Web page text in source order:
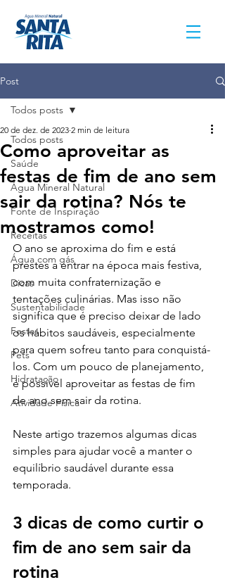
Post
Todos posts
Saúde
Água Mineral Natural
Fonte de Inspiração
Receitas
Água com gás
Dicas
Sustentabilidade
Festas
Pets
Hidratação
Atividade Física
Todos posts
Como aproveitar as
festas de fim de ano sem
sair da rotina? Nós te
mostramos como!
20 de dez. de 2023 2 min de leitura
O ano se aproxima do fim e está
prestes a entrar na época mais festiva,
com muita confraternização e
tentações culinárias. Mas isso não
significa que é preciso deixar de lado
os hábitos saudáveis, especialmente
para quem sofreu tanto para conquistá-
los. Com um pouco de planejamento,
é possível aproveitar as festas de fim
de ano sem sair da rotina.
Neste artigo trazemos algumas dicas
simples para ajudar você a manter o
equilíbrio saudável durante essa
temporada.
3 dicas de como curtir o
fim de ano sem sair da
rotina